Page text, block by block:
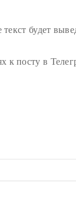
будет
к посту в